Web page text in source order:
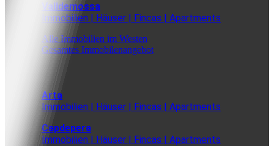
Valldemossa
Immobilien | Häuser | Fincas | Apartments
Alle Immobilien im Westen
Gesamtes Immobilenangebot
Arta
Immobilien | Häuser | Fincas | Apartments
Capdepera
Immobilien | Häuser | Fincas | Apartments